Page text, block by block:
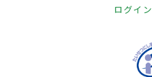
ログイン